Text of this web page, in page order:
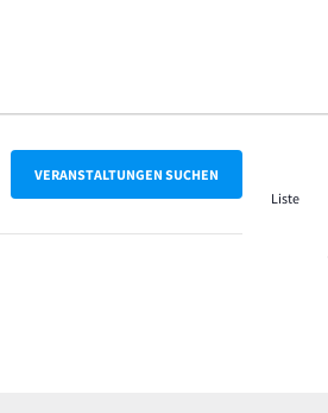
VERANSTALTUNGEN SUCHEN
Liste